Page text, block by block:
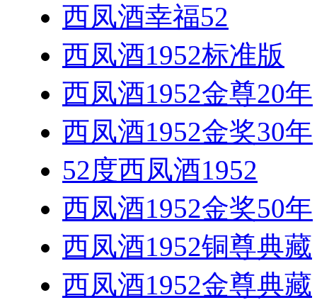
西凤酒幸福52
西凤酒1952标准版
西凤酒1952金尊20年
西凤酒1952金奖30年
52度西凤酒1952
西凤酒1952金奖50年
西凤酒1952铜尊典藏
西凤酒1952金尊典藏